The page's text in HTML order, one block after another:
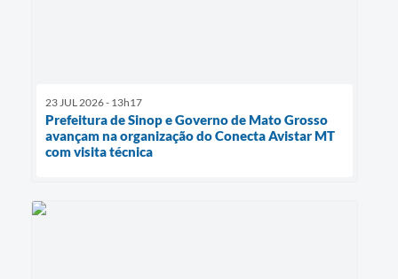
23 JUL 2026 - 13h17
Prefeitura de Sinop e Governo de Mato Grosso
avançam na organização do Conecta Avistar MT
com visita técnica